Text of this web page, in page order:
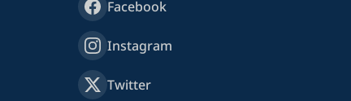
Facebook
Instagram
Twitter